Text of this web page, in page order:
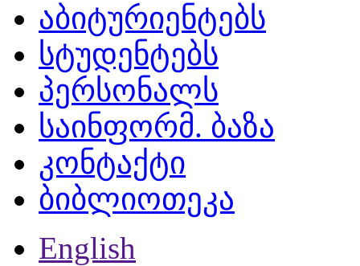
აბიტურიენტებს
სტუდენტებს
პერსონალს
საინფორმ. ბაზა
კონტაქტი
ბიბლიოთეკა
English